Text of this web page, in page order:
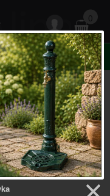
0
dřevo ->Svícen